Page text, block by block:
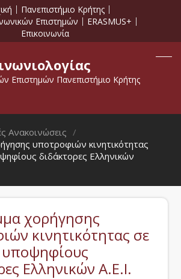
Πανεπιστήμιο Κρήτης
Επιστημών
ERASMUS+
Επικοινωνία
Επιστημών Πανεπιστήμιο Κρήτης
Ανακοινώσεις
υποτροφιών κινητικότητας
διδάκτορες Ελληνικών
χορήγησης
κινητικότητας σε
υποψηφίους
Ελληνικών Α.Ε.Ι.